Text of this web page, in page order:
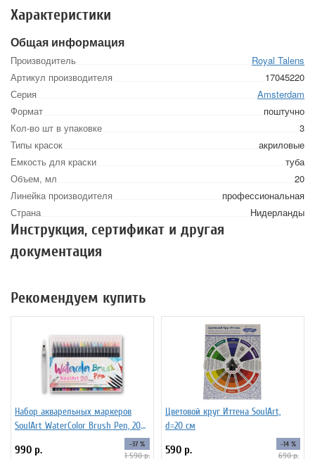
Характеристики
Общая информация
Производитель
Royal Talens
Артикул производителя
17045220
Серия
Amsterdam
Формат
поштучно
Кол-во шт в упаковке
3
Типы красок
акриловые
Емкость для краски
туба
Объем, мл
20
Линейка производителя
профессиональная
Страна
Нидерланды
Инструкция, сертификат и другая
документация
Рекомендуем купить
Набор акварельных маркеров
SoulArt WaterColor Brush Pen, 20
990 р. -37 %
1 590 р.
Цветовой круг Иттена SoulArt,
d=20 см
590 р. -14 %
690 р.